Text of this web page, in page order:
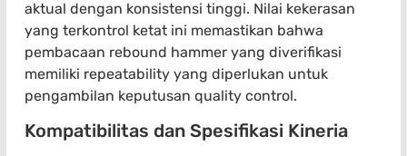
aktual dengan konsistensi tinggi. Nilai kekerasan
yang terkontrol ketat ini memastikan bahwa
pembacaan rebound hammer yang diverifikasi
memiliki repeatability yang diperlukan untuk
pengambilan keputusan quality control.
Kompatibilitas dan Spesifikasi Kineria